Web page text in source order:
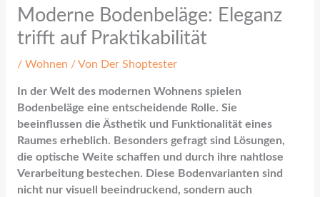
Moderne Bodenbeläge: Eleganz
trifft auf Praktikabilität
/ Wohnen / Von Der Shoptester
In der Welt des modernen Wohnens spielen
Bodenbeläge eine entscheidende Rolle. Sie
beeinflussen die Ästhetik und Funktionalität eines
Raumes erheblich. Besonders gefragt sind Lösungen,
die optische Weite schaffen und durch ihre nahtlose
Verarbeitung bestechen. Diese Bodenvarianten sind
nicht nur visuell beeindruckend, sondern auch